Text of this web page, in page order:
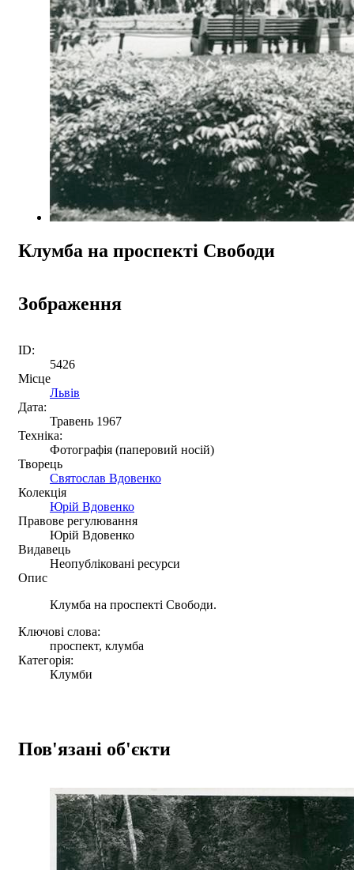
Клумба на проспекті Свободи
Зображення
ID:
5426
Місце
Львів
Дата:
Травень 1967
Техніка:
Фотографія (паперовий носій)
Творець
Святослав Вдовенко
Колекція
Юрій Вдовенко
Правове регулювання
Юрій Вдовенко
Видавець
Неопубліковані ресурси
Опис
Клумба на проспекті Свободи.
Ключові слова:
проспект, клумба
Категорія:
Клумби
Пов'язані об'єкти